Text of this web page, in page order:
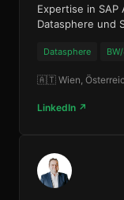
Expertise in
Datasphere und
Datasphere
🇦🇹 Wien,
LinkedIn ↗